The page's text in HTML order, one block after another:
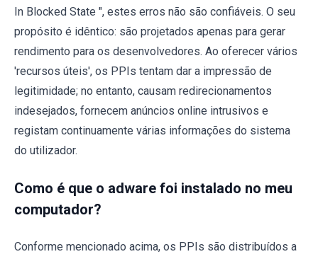
In Blocked State ", estes erros não são confiáveis. O seu
propósito é idêntico: são projetados apenas para gerar
rendimento para os desenvolvedores. Ao oferecer vários
'recursos úteis', os PPIs tentam dar a impressão de
legitimidade; no entanto, causam redirecionamentos
indesejados, fornecem anúncios online intrusivos e
registam continuamente várias informações do sistema
do utilizador.
Como é que o adware foi instalado no meu
computador?
Conforme mencionado acima, os PPIs são distribuídos a